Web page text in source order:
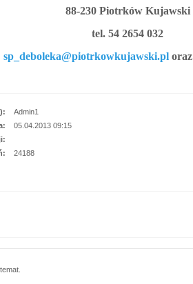
88-230 Piotrków Kujawski
tel. 54 2654 032
sp_deboleka@piotrkowkujawski.ploraz
Admin1
05.04.2013 09:15
24188